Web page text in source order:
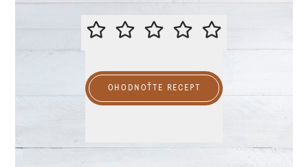
PROSÍME VÁS O OHODNOTENIE
OHODNOŤTE RECEPT